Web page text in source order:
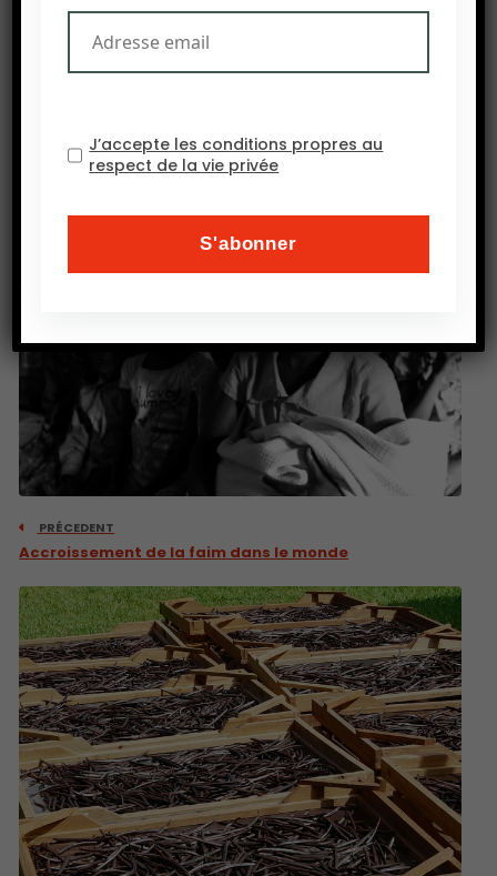
millions de tonnes, soit leur plus haut niveau
PRÉCEDENT
Accroissement de la faim dans le monde
J’accepte les conditions propres au
respect de la vie privée